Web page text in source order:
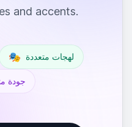
and accents.
🎭 لهجات متعددة
جودة